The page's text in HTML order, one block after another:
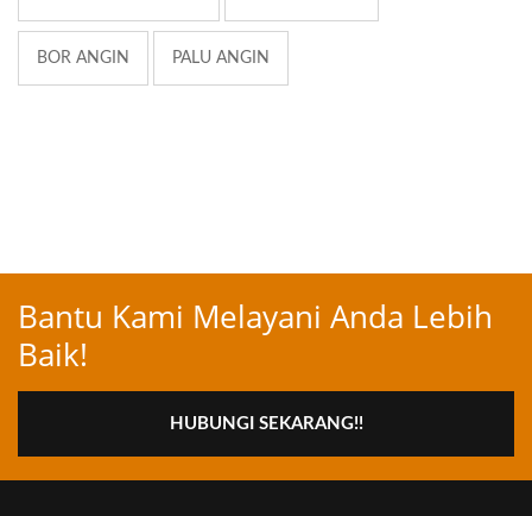
BOR ANGIN PALU ANGIN
Bantu Kami Melayani Anda Lebih
Baik!
HUBUNGI SEKARANG!!